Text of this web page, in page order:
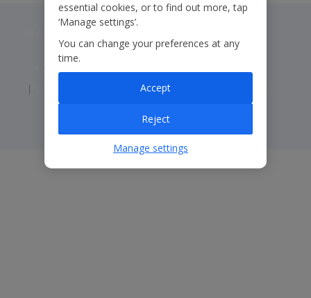
Jet2 plc: © 2026 Jet2 plc. All rights reserved.
Modern Slavery Statement
essential cookies, or to find out more, tap
‘Manage settings’.
You can change your preferences at any
time.
Reject
Accept
Manage settings